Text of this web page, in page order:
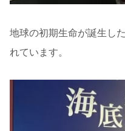
地球の初期生命が誕生し
れています。